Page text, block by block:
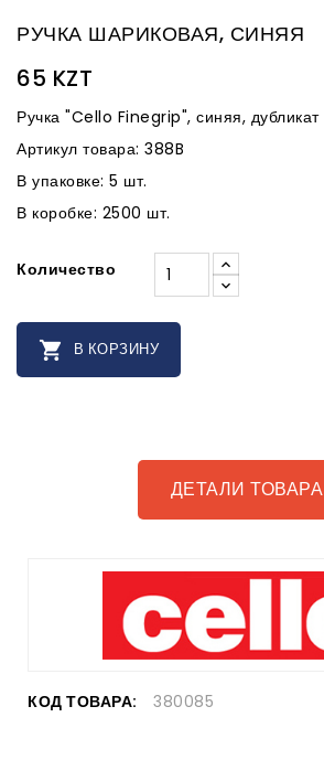
РУЧКА ШАРИКОВАЯ, СИНЯЯ
65 KZT
Ручка "Cello Finegrip", синяя, дубликат
Артикул товара: 388B
В упаковке: 5 шт.
В коробке: 2500 шт.
Количество
 В КОРЗИНУ
ДЕТАЛИ ТОВАРА
КОД ТОВАРА: 380085